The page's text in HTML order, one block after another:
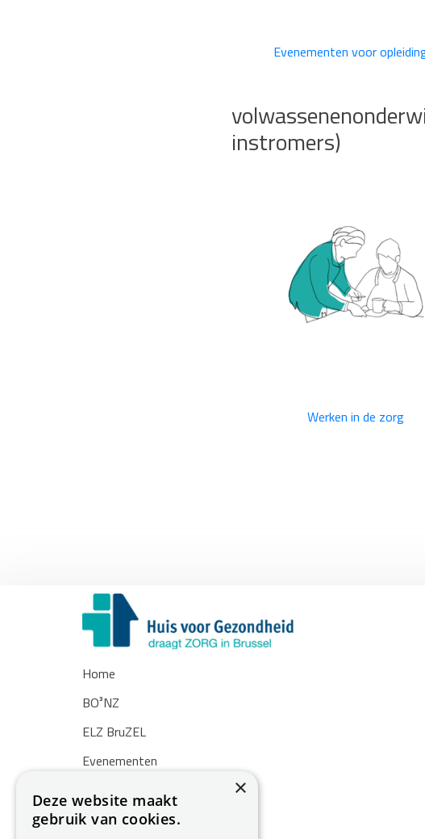
Evenementen voor
instromers)
Werken in de zorg
Home
BO³NZ
ELZ BruZEL
Evenementen
Zoekertjes
×
Deze website maakt
gebruik van cookies.